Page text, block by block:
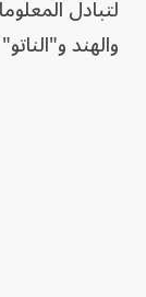
لتبادل
والهند